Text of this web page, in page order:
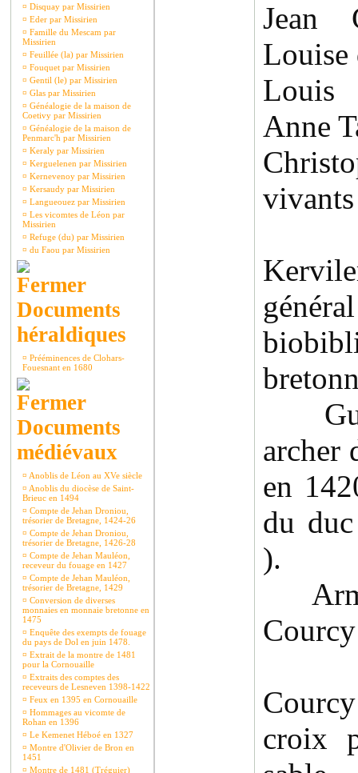
¤ Disquay par Missirien
¤ Eder par Missirien
¤ Famille du Mescam par
Missirien
¤ Feuillée (la) par Missirien
¤ Fouquet par Missirien
¤ Gentil (le) par Missirien
¤ Glas par Missirien
¤ Généalogie de la maison de
Coetivy par Missirien
¤ Généalogie de la maison de
Penmarc'h par Missirien
¤ Keraly par Missirien
¤ Kerguelenen par Missirien
¤ Kernevenoy par Missirien
¤ Kersaudy par Missirien
¤ Langueouez par Missirien
¤ Les vicomtes de Léon par
Missirien
¤ Refuge (du) par Missirien
¤ du Faou par Missirien
Documents
héraldiques
¤ Prééminences de Clohars-
Fouesnant en 1680
Documents
médiévaux
¤ Anoblis de Léon au XVe siècle
¤ Anoblis du diocèse de Saint-
Brieuc en 1494
¤ Compte de Jehan Droniou,
trésorier de Bretagne, 1424-26
¤ Compte de Jehan Droniou,
trésorier de Bretagne, 1426-28
¤ Compte de Jehan Mauléon,
receveur du fouage en 1427
¤ Compte de Jehan Mauléon,
trésorier de Bretagne, 1429
¤ Conversion de diverses
monnaies en monnaie bretonne en
1475
¤ Enquête des exempts de fouage
du pays de Dol en juin 1478.
¤ Extrait de la montre de 1481
pour la Cornouaille
¤ Extraits des comptes des
receveurs de Lesneven 1398-1422
¤ Feux en 1395 en Cornouaille
¤ Hommages au vicomte de
Rohan en 1396
¤ Le Kemenet Héboé en 1327
¤ Montre d'Olivier de Bron en
1451
¤ Montre de 1481 (Tréguier)
Jean
Louise
Louis
Anne
archer
en
du
).
croix